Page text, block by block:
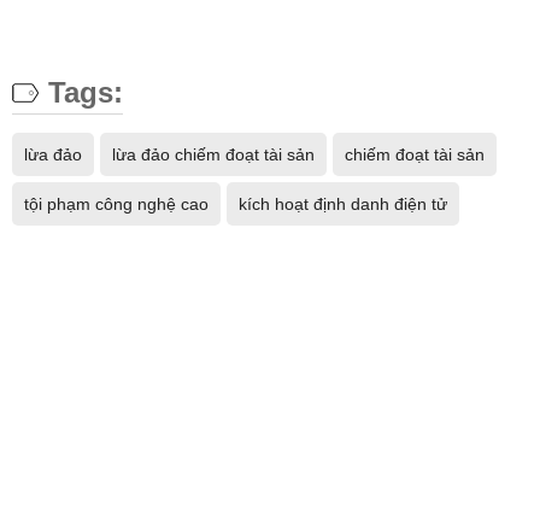
Tags:
lừa đảo lừa đảo chiếm đoạt tài sản chiếm đoạt tài sản
tội phạm công nghệ cao kích hoạt định danh điện tử